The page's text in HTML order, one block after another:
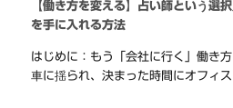
【働き方を変える】占い師という選
を手に入れる方法
はじめに：もう「会社に行く」働き
車に揺られ、決まった時間にオフィ